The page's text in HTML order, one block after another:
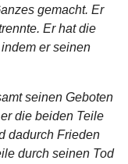
gemacht. Er
Er hat die
er seinen
seinen Geboten
die beiden Teile
dadurch Frieden
durch seinen Tod